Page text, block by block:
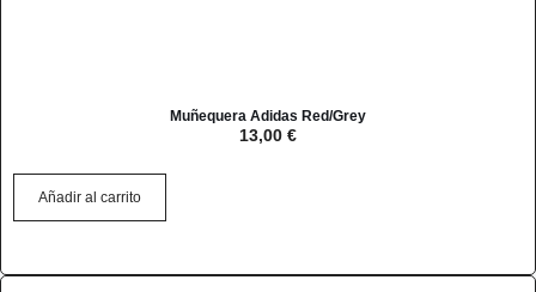
Muñequera Adidas Red/Grey
13,00 €
Añadir al carrito